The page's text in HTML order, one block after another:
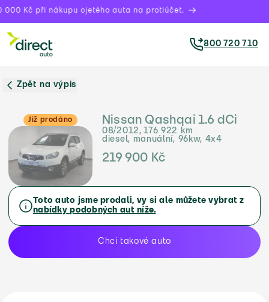
Kč při nákupu ojetého auta na protiúčet.
800 720 710
Zpět na výpis
Již prodáno Nissan Qashqai 1.6 dCi
08/2012, 176 922 km
diesel, manuální, 96kw, 4x4
219 900 Kč
Toto auto jsme prodali, vy si ale můžete vybrat z
nabídky podobných aut níže.
Chci takové auto